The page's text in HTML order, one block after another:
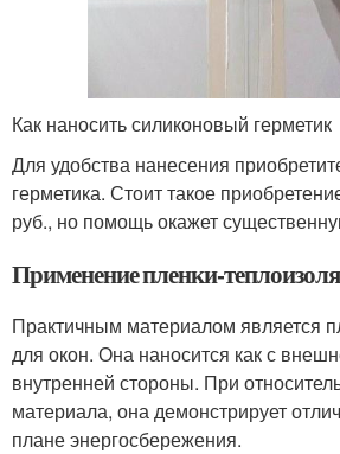
Как наносить силиконовый герметик
Для удобства нанесения
герметика. Стоит такое
руб., но помощь окажет
Применение пленки-
Практичным материалом является
для окон. Она наносится как с
внутренней стороны. При
материала, она демонстрирует
плане энергосбережения.